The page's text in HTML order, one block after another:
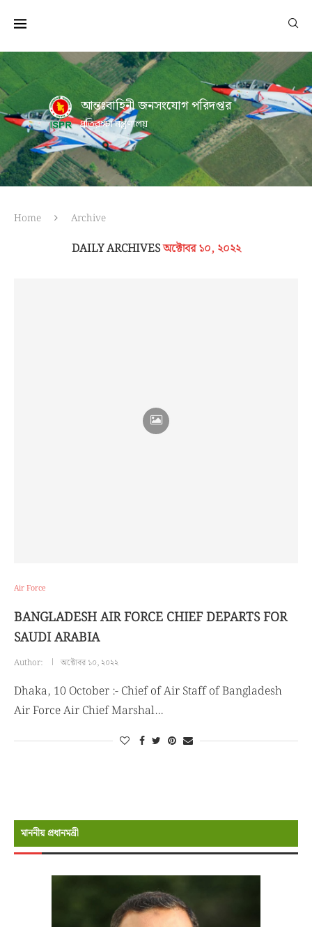
আন্তঃবাহিনী জনসংযোগ পরিদপ্তর
প্রতিরক্ষা মন্ত্রণালয়
Home Archive
DAILY ARCHIVESঅক্টোবর ১০, ২০২২
Air Force
BANGLADESH AIR FORCE CHIEF DEPARTS FOR
SAUDI ARABIA
Author: অক্টোবর ১০, ২০২২
Dhaka, 10 October :- Chief of Air Staff of Bangladesh
Air Force Air Chief Marshal…
মাননীয় প্রধানমন্রী